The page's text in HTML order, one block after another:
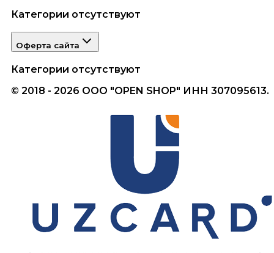
Категории отсутствуют
Оферта сайта
Категории отсутствуют
© 2018 - 2026 ООО "OPEN SHOP" ИНН 307095613.